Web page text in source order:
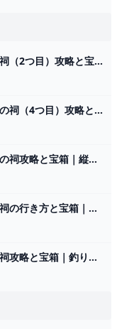
インイサの祠（2つ目）攻略と宝箱｜組み合わせる力
ナチョヤハの祠（4つ目）攻略と行き方｜戻る力
ウツショキの祠攻略と宝箱｜縦に横に
ススビエの祠の行き方と宝箱｜ラウルの祝福
タジカツの祠攻略と宝箱｜釣り合うかたち